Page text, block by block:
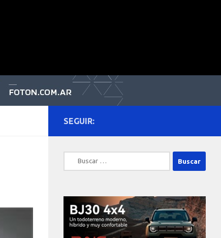
SEGUIR:
Buscar: